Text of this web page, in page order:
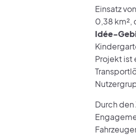
Einsatz
0,38 km²,
Idée-
Projekt ist
Durch